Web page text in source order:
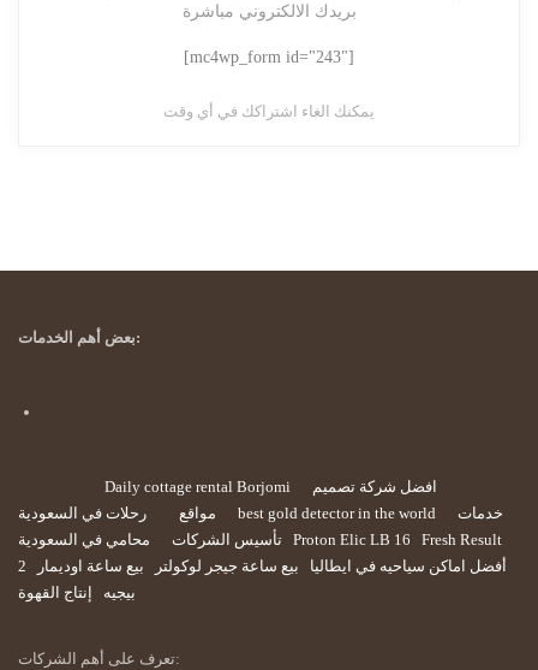
بريدك الالكتروني مباشرة
[mc4wp_form id="243"]
يمكنك الغاء اشتراكك في أي وقت
بعض أهم الخدمات:
Daily cottage rental Borjomi
افضل شركة تصميم
مواقع
رحلات في السعودية best gold detector in the world
خدمات
تأسيس الشركات
محامي في السعودية Proton Elic LB 16
Fresh Result
2
أفضل اماكن سياحيه في ايطاليا بيع ساعة جيجر لوكولتر
بيع ساعة اوديمار
بيجيه
إنتاج القهوة
تعرف على أهم الشركات: